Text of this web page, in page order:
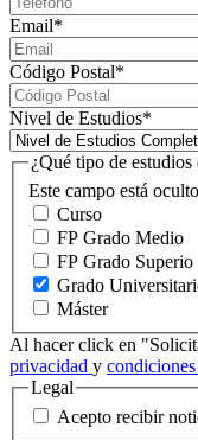
Email*
Código Postal*
Nivel de Estudios*
Este campo está
¿Qué tipo de estudios
Curso
FP Grado Medio
FP Grado Superio
Grado
Máster
Al hacer click en
privacidad y
Legal
Acepto recibir